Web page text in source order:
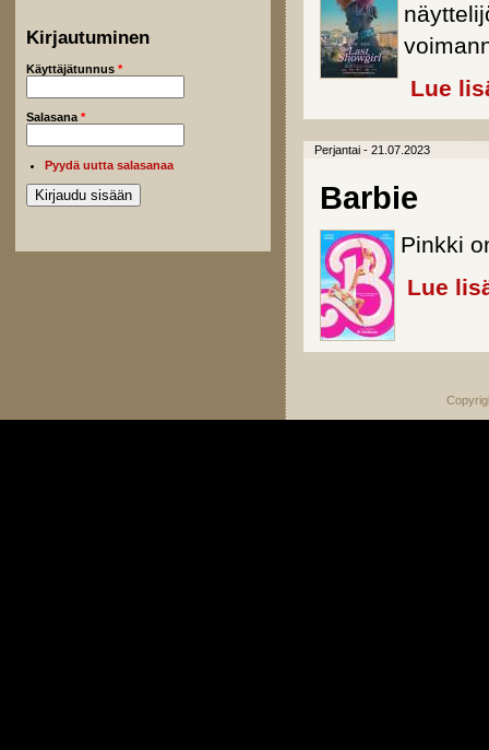
Kirjautuminen
Käyttäjätunnus *
Salasana *
Pyydä uutta salasanaa
Lue
Perjantai - 21.07.2023
Barbie
Pinkki
Lue